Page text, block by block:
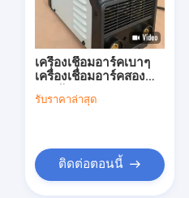
เครื่องเชื่อมอาร์คเบาๆ
เครื่องเชื่อมอาร์คสอง
รับราคาล่าสุด
ติดต่อตอนนี้